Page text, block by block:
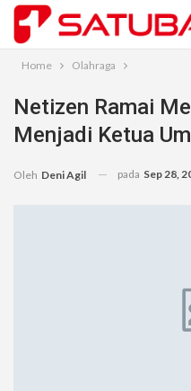
Home Olahraga
Netizen Ramai
Menjadi Ketua
Oleh Deni Agil pada Sep 28,